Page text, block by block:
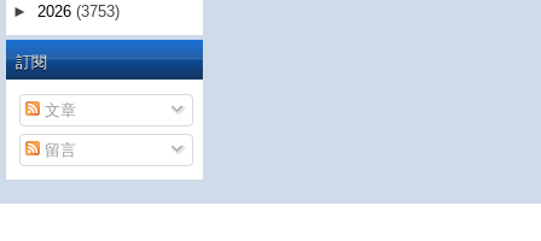
► 2026 (3753)
訂閱
文章
留言